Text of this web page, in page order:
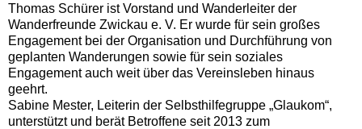
Thomas Schürer ist Vorstand und Wanderleiter der
Wanderfreunde Zwickau e. V. Er wurde für sein großes
Engagement bei der Organisation und Durchführung von
geplanten Wanderungen sowie für sein soziales
Engagement auch weit über das Vereinsleben hinaus
geehrt.
Sabine Mester, Leiterin der Selbsthilfegruppe „Glaukom“,
unterstützt und berät Betroffene seit 2013 zum